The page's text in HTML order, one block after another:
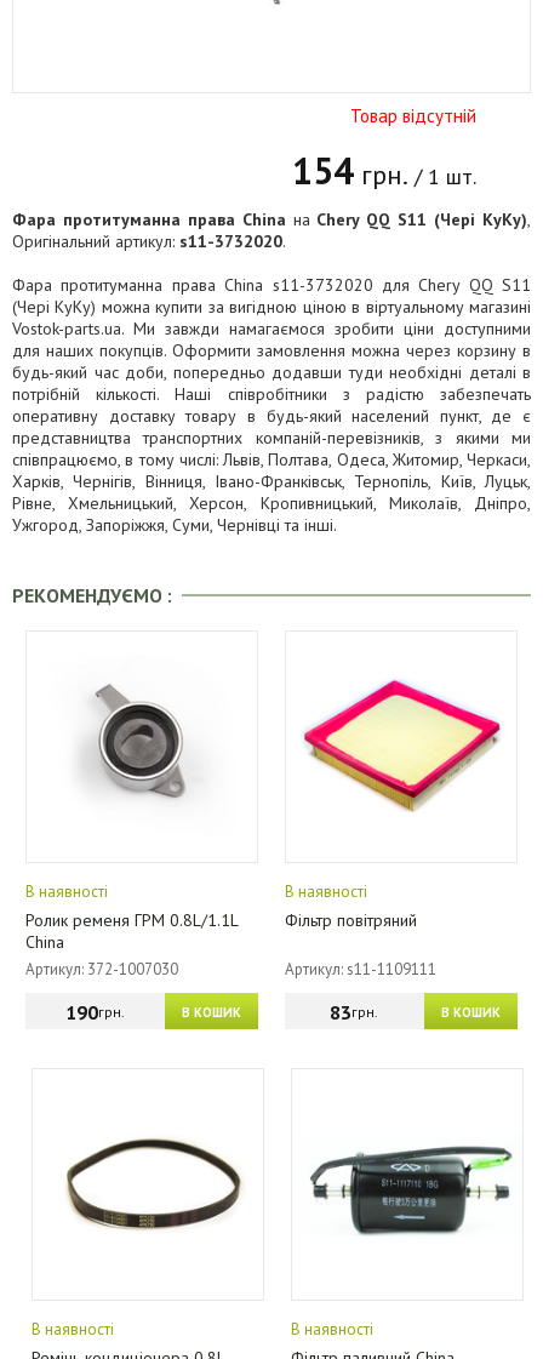
Товар відсутній
154 грн. / 1 шт.
Фара протитуманна права China на Chery QQ S11 (Чері КуКу),
Оригінальний артикул: s11-3732020.
Фара протитуманна права China s11-3732020 для Chery QQ S11
(Чері КуКу) можна купити за вигідною ціною в віртуальному магазині
Vostok-parts.ua. Ми завжди намагаємося зробити ціни доступними
для наших покупців. Оформити замовлення можна через корзину в
будь-який час доби, попередньо додавши туди необхідні деталі в
потрібній кількості. Наші співробітники з радістю забезпечать
оперативну доставку товару в будь-який населений пункт, де є
представництва транспортних компаній-перевізників, з якими ми
співпрацюємо, в тому числі: Львів, Полтава, Одеса, Житомир, Черкаси,
Харків, Чернігів, Вінниця, Івано-Франківськ, Тернопіль, Київ, Луцьк,
Рівне, Хмельницький, Херсон, Кропивницький, Миколаїв, Дніпро,
Ужгород, Запоріжжя, Суми, Чернівці та інші.
РЕКОМЕНДУЄМО :
В наявності
Ролик ременя ГРМ 0.8L/1.1L
China
Артикул: 372-1007030
В КОШИК
190грн.
В наявності
Фільтр повітряний
Артикул: s11-1109111
В КОШИК
83грн.
В наявності В наявності